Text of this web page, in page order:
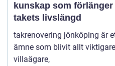
kunskap som förlänger
takets livslängd
takrenovering jönköping är
ämne som blivit allt
villaägare,